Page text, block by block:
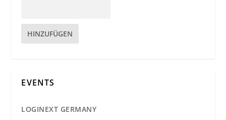
HINZUFÜGEN
EVENTS
LOGINEXT GERMANY